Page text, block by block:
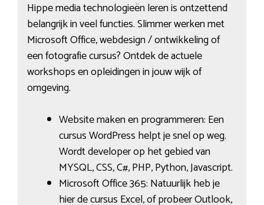
Hippe media technologieën leren is ontzettend
belangrijk in veel functies. Slimmer werken met
Microsoft Office, webdesign / ontwikkeling of
een fotografie cursus? Ontdek de actuele
workshops en opleidingen in jouw wijk of
omgeving.
Website maken en programmeren: Een
cursus WordPress helpt je snel op weg.
Wordt developer op het gebied van
MYSQL, CSS, C#, PHP, Python, Javascript.
Microsoft Office 365: Natuurlijk heb je
hier de cursus Excel, of probeer Outlook,